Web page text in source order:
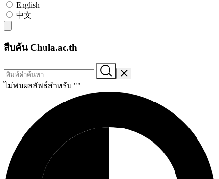
English
中文
สืบค้น Chula.ac.th
ไม่พบผลลัพธ์สำหรับ ""